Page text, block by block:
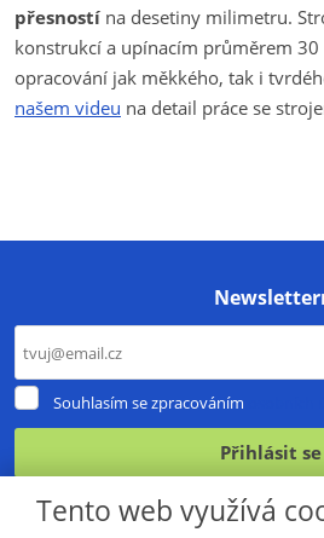
přesností na desetiny milimetru.
konstrukcí a upínacím průměrem
opracování jak měkkého, tak i
našem videu na detail práce se
Souhlasím
údajů.
Souhlasím se zpracováním
Přihlásit se
Formulář
Tento web využívá